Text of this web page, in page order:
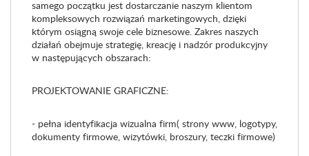
samego początku jest dostarczanie naszym klientom
kompleksowych rozwiązań marketingowych, dzięki
którym osiągną swoje cele biznesowe. Zakres naszych
działań obejmuje strategię, kreację i nadzór produkcyjny
w następujących obszarach:
PROJEKTOWANIE GRAFICZNE:
- pełna identyfikacja wizualna firm( strony www, logotypy,
dokumenty firmowe, wizytówki, broszury, teczki firmowe)